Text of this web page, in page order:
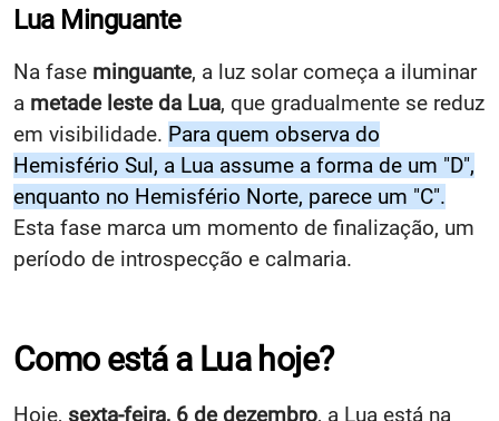
Lua Minguante
Na fase minguante, a luz solar começa a iluminar
a metade leste da Lua, que gradualmente se reduz
em visibilidade. Para quem observa do
Hemisfério Sul, a Lua assume a forma de um "D",
enquanto no Hemisfério Norte, parece um "C".
Esta fase marca um momento de finalização, um
período de introspecção e calmaria.
Como está a Lua hoje?
Hoje, sexta-feira, 6 de dezembro, a Lua está na